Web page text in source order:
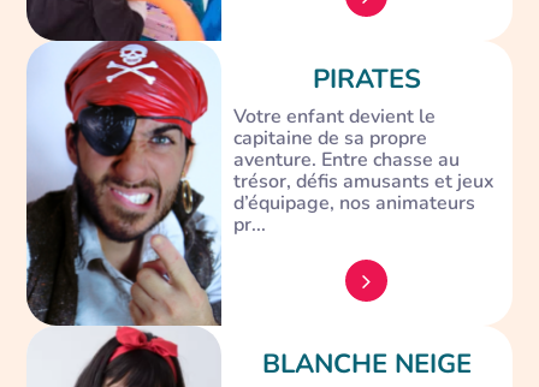
PIRATES
Votre enfant devient le
capitaine de sa propre
aventure. Entre chasse au
trésor, défis amusants et jeux
d’équipage, nos animateurs
pr...
BLANCHE NEIGE